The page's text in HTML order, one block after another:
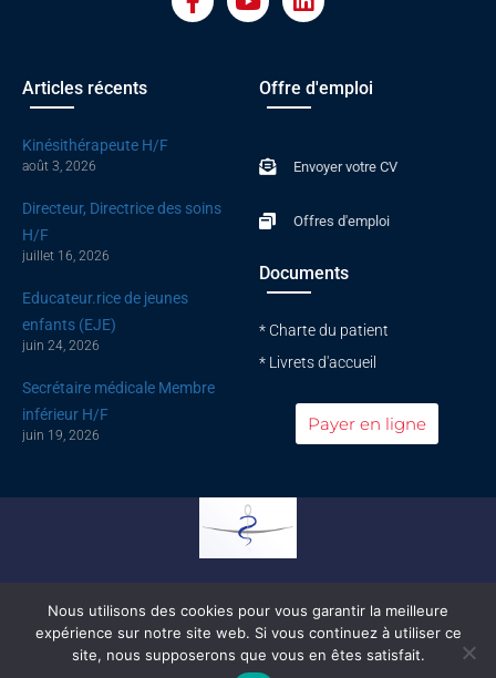
c
u
b
n
d
i
Articles récents
Kinésithérapeute H/F
août 3, 2026
Directeur, Directrice des soins
H/F
juillet 16, 2026
Educateur.rice de jeunes
enfants (EJE)
juin 24, 2026
Secrétaire médicale Membre
inférieur H/F
juin 19, 2026
Offre d'emploi
Envoyer votre CV
Offres d'emploi
Documents
* Charte du patient
* Livrets d'accueil
Payer en ligne
© All rights reserved |Mentions légales| Politique de confidentialité
Nous utilisons des cookies pour vous garantir la meilleure
expérience sur notre site web. Si vous continuez à utiliser ce
site, nous supposerons que vous en êtes satisfait.